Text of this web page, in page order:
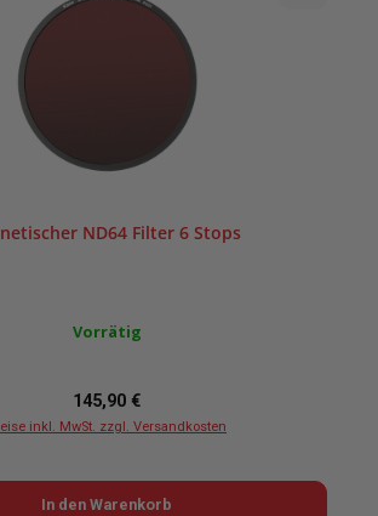
ND64 Filter 6 Stops
Vorrätig
Regulärer Preis:
145,90 €
inkl. MwSt. zzgl. Versandkosten
In den Warenkorb